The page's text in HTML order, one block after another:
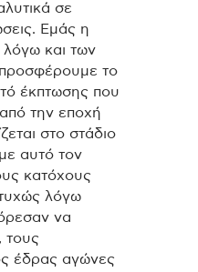
σε
Εμάς η
και των
προσφέρουμε το
έκπτωσης που
την εποχή
στο στάδιο
αυτό τον
κατόχους
λόγω
να
τους
έδρας αγώνες